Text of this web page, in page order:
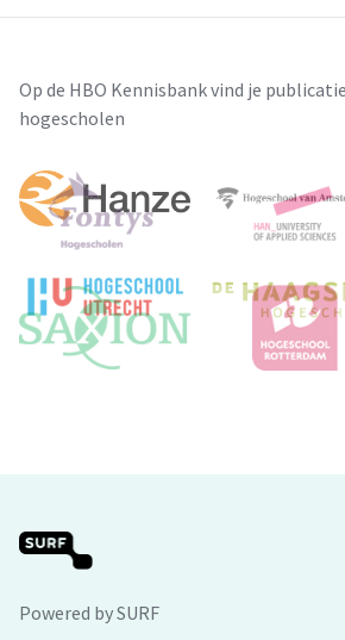
Op de HBO Kennisbank vind je
hogescholen
Powered by SURF